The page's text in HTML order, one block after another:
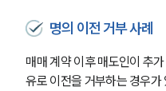
명의 이전 거부 사례
매매 계약 이후 매도인이 추
유로 이전을 거부하는 경우가